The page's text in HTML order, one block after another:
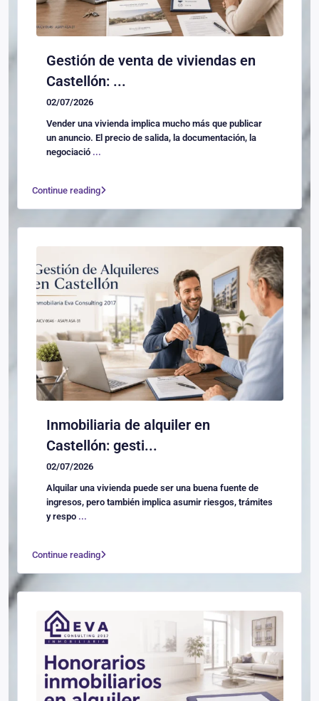
Gestión de venta de viviendas en
Castellón: ...
02/07/2026
Vender una vivienda implica mucho más que publicar
un anuncio. El precio de salida, la documentación, la
negociació ...
Continue reading
Inmobiliaria de alquiler en
Castellón: gesti...
02/07/2026
Alquilar una vivienda puede ser una buena fuente de
ingresos, pero también implica asumir riesgos, trámites
y respo ...
Continue reading